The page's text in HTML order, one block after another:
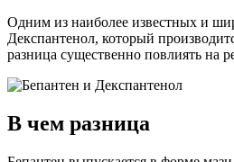
Одним из наиболее известных и
Декспантенол, который
разница существенно повлиять на
В чем разница